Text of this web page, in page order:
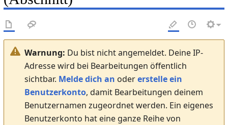
Warnung: Du bist nicht angemeldet. Deine IP-
Adresse wird bei Bearbeitungen öffentlich
sichtbar. Melde dich an odererstelle ein
Benutzerkonto, damit Bearbeitungen deinem
Benutzernamen zugeordnet werden. Ein eigenes
Benutzerkonto hat eine ganze Reihe von